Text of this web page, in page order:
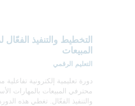
التخطيط والتنفيذ
المبيعات
التعليم الرقمي
دورة تعليمية إلكترونية تفاعلية
محترفي المبيعات بالمهارات
والتنفيذ الفعّال. تغطي هذه